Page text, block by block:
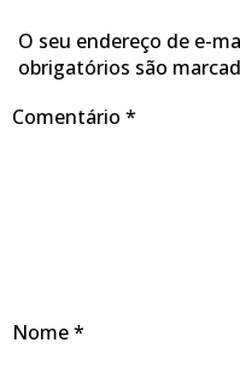
O seu endereço de e-
obrigatórios são
Comentário *
Nome*